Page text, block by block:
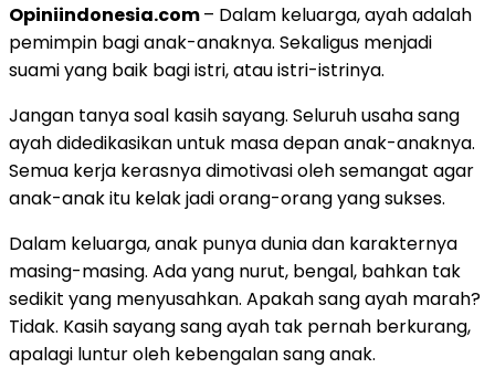
Opiniindonesia.com– Dalam keluarga, ayah adalah
pemimpin bagi anak-anaknya. Sekaligus menjadi
suami yang baik bagi istri, atau istri-istrinya.
Jangan tanya soal kasih sayang. Seluruh usaha sang
ayah didedikasikan untuk masa depan anak-anaknya.
Semua kerja kerasnya dimotivasi oleh semangat agar
anak-anak itu kelak jadi orang-orang yang sukses.
Dalam keluarga, anak punya dunia dan karakternya
masing-masing. Ada yang nurut, bengal, bahkan tak
sedikit yang menyusahkan. Apakah sang ayah marah?
Tidak. Kasih sayang sang ayah tak pernah berkurang,
apalagi luntur oleh kebengalan sang anak.